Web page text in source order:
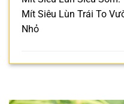
Mít Siêu Lùn Trái To
Nhỏ